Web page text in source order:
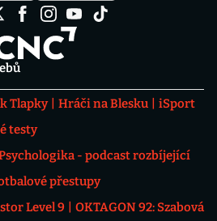
Tlapky Hráči na Blesku
iSport
testy
- podcast rozbíjející
přestupy
Level 9
OKTAGON 92: Szabová